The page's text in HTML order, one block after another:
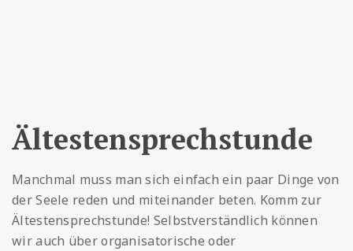
Ältestensprechstunde
Manchmal muss man sich einfach ein paar Dinge von
der Seele reden und miteinander beten. Komm zur
Ältestensprechstunde! Selbstverständlich können
wir auch über organisatorische oder